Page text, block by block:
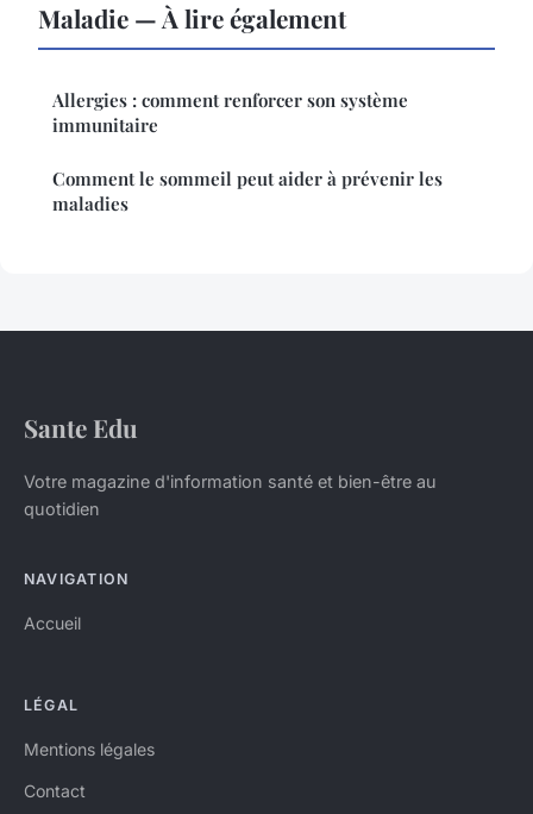
Maladie — À lire également
Allergies : comment renforcer son système
immunitaire
Comment le sommeil peut aider à prévenir les
maladies
Sante Edu
Votre magazine d'information santé et bien-être au
quotidien
NAVIGATION
Accueil
LÉGAL
Mentions légales
Contact